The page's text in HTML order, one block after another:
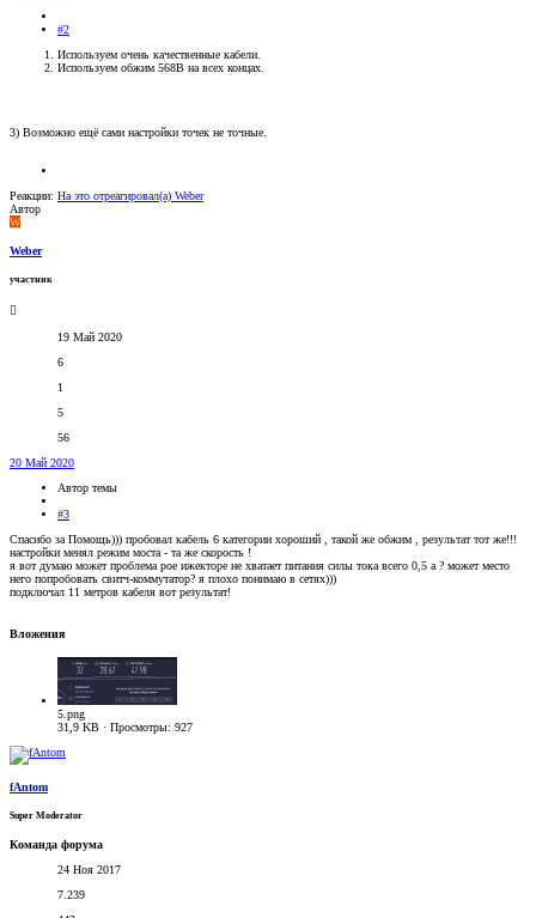
#2
Используем очень качественные кабели.
Используем обжим 568B на всех концах.
3) Возможно ещё сами настройки точек не точные.
Реакции: На это отреагировал(а) Weber
Автор
W
Weber
участник
19 Май 2020
6
1
5
56
20 Май 2020
Автор темы
#3
Спасибо за Помощь))) пробовал кабель 6 категории хороший , такой же обжим , результат тот же!!!
настройки менял режим моста - та же скорость !
я вот думаю может проблема рое ижекторе не хватает питания силы тока всего 0,5 а ? может место
него попробовать свитч-коммутатор? я плохо понимаю в сетях)))
подключал 11 метров кабеля вот результат!
Вложения
5.png
31,9 KB · Просмотры: 927
fAntom
Super Moderator
Команда форума
24 Ноя 2017
7.239